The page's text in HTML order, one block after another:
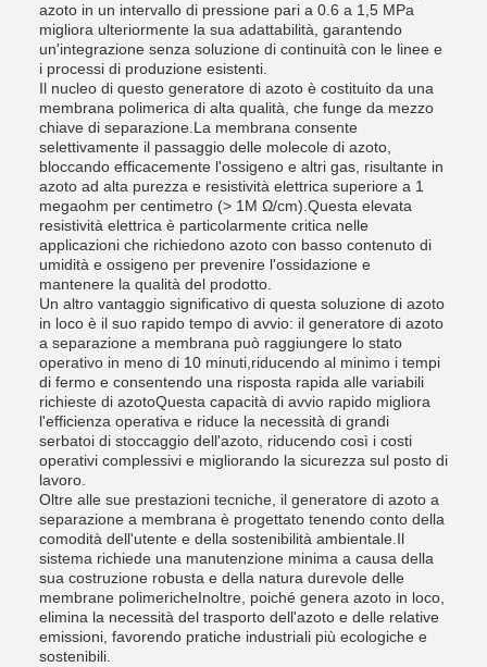
azoto in un intervallo di pressione pari a 0.6 a 1,5 MPa
migliora ulteriormente la sua adattabilità, garantendo
un'integrazione senza soluzione di continuità con le linee e
i processi di produzione esistenti.
Il nucleo di questo generatore di azoto è costituito da una
membrana polimerica di alta qualità, che funge da mezzo
chiave di separazione.La membrana consente
selettivamente il passaggio delle molecole di azoto,
bloccando efficacemente l'ossigeno e altri gas, risultante in
azoto ad alta purezza e resistività elettrica superiore a 1
megaohm per centimetro (> 1M Ω/cm).Questa elevata
resistività elettrica è particolarmente critica nelle
applicazioni che richiedono azoto con basso contenuto di
umidità e ossigeno per prevenire l'ossidazione e
mantenere la qualità del prodotto.
Un altro vantaggio significativo di questa soluzione di azoto
in loco è il suo rapido tempo di avvio: il generatore di azoto
a separazione a membrana può raggiungere lo stato
operativo in meno di 10 minuti,riducendo al minimo i tempi
di fermo e consentendo una risposta rapida alle variabili
richieste di azotoQuesta capacità di avvio rapido migliora
l'efficienza operativa e riduce la necessità di grandi
serbatoi di stoccaggio dell'azoto, riducendo così i costi
operativi complessivi e migliorando la sicurezza sul posto di
lavoro.
Oltre alle sue prestazioni tecniche, il generatore di azoto a
separazione a membrana è progettato tenendo conto della
comodità dell'utente e della sostenibilità ambientale.Il
sistema richiede una manutenzione minima a causa della
sua costruzione robusta e della natura durevole delle
membrane polimericheInoltre, poiché genera azoto in loco,
elimina la necessità del trasporto dell'azoto e delle relative
emissioni, favorendo pratiche industriali più ecologiche e
sostenibili.